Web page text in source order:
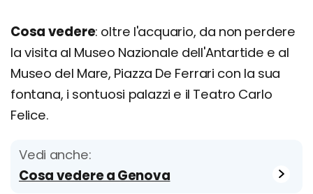
Cosa vedere: oltre l'acquario, da non perdere
la visita al Museo Nazionale dell'Antartide e al
Museo del Mare, Piazza De Ferrari con la sua
fontana, i sontuosi palazzi e il Teatro Carlo
Felice.
Vedi anche:
Cosa vedere a Genova